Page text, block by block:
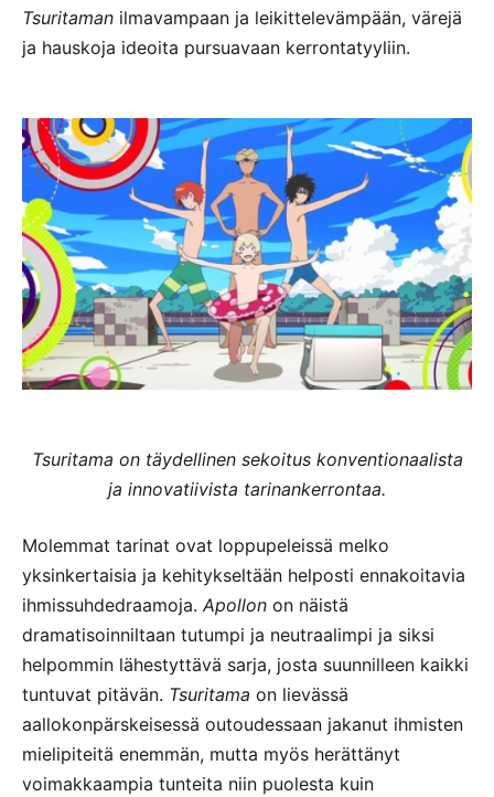
Tsuritaman ilmavampaan ja leikittelevämpään, värejä
ja hauskoja ideoita pursuavaan kerrontatyyliin.
Tsuritama on täydellinen sekoitus konventionaalista
ja innovatiivista tarinankerrontaa.
Molemmat tarinat ovat loppupeleissä melko
yksinkertaisia ja kehitykseltään helposti ennakoitavia
ihmissuhdedraamoja. Apollon on näistä
dramatisoinniltaan tutumpi ja neutraalimpi ja siksi
helpommin lähestyttävä sarja, josta suunnilleen kaikki
tuntuvat pitävän. Tsuritama on lievässä
aallokonpärskeisessä outoudessaan jakanut ihmisten
mielipiteitä enemmän, mutta myös herättänyt
voimakkaampia tunteita niin puolesta kuin